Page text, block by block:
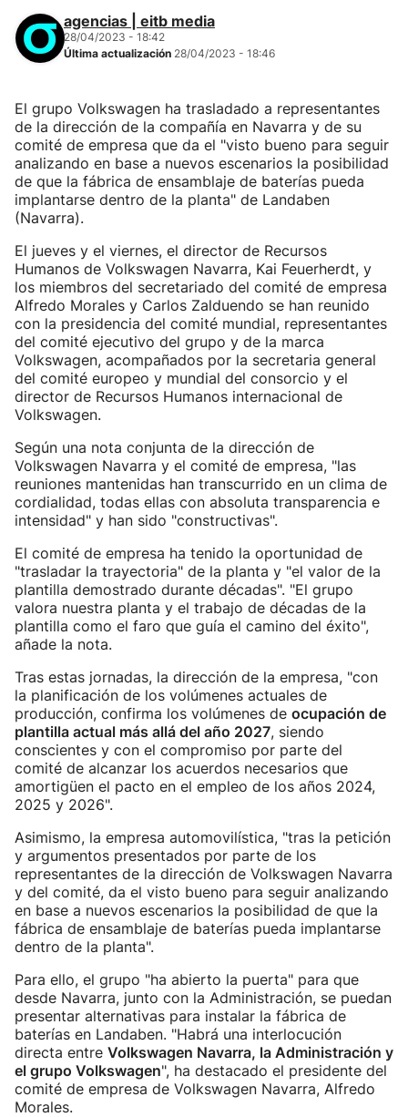
agencias | eitb media
28/04/2023 - 18:42
Última actualización 28/04/2023 - 18:46
El grupo Volkswagen ha trasladado a representantes
de la dirección de la compañía en Navarra y de su
comité de empresa que da el "visto bueno para seguir
analizando en base a nuevos escenarios la posibilidad
de que la fábrica de ensamblaje de baterías pueda
implantarse dentro de la planta" de Landaben
(Navarra).
El jueves y el viernes, el director de Recursos
Humanos de Volkswagen Navarra, Kai Feuerherdt, y
los miembros del secretariado del comité de empresa
Alfredo Morales y Carlos Zalduendo se han reunido
con la presidencia del comité mundial, representantes
del comité ejecutivo del grupo y de la marca
Volkswagen, acompañados por la secretaria general
del comité europeo y mundial del consorcio y el
director de Recursos Humanos internacional de
Volkswagen.
Según una nota conjunta de la dirección de
Volkswagen Navarra y el comité de empresa, "las
reuniones mantenidas han transcurrido en un clima de
cordialidad, todas ellas con absoluta transparencia e
intensidad" y han sido "constructivas".
El comité de empresa ha tenido la oportunidad de
"trasladar la trayectoria" de la planta y "el valor de la
plantilla demostrado durante décadas". "El grupo
valora nuestra planta y el trabajo de décadas de la
plantilla como el faro que guía el camino del éxito",
añade la nota.
Tras estas jornadas, la dirección de la empresa, "con
la planificación de los volúmenes actuales de
producción, confirma los volúmenes de ocupación de
plantilla actual más allá del año 2027, siendo
conscientes y con el compromiso por parte del
comité de alcanzar los acuerdos necesarios que
amortigüen el pacto en el empleo de los años 2024,
2025 y 2026".
Asimismo, la empresa automovilística, "tras la petición
y argumentos presentados por parte de los
representantes de la dirección de Volkswagen Navarra
y del comité, da el visto bueno para seguir analizando
en base a nuevos escenarios la posibilidad de que la
fábrica de ensamblaje de baterías pueda implantarse
dentro de la planta".
Para ello, el grupo "ha abierto la puerta" para que
desde Navarra, junto con la Administración, se puedan
presentar alternativas para instalar la fábrica de
baterías en Landaben. "Habrá una interlocución
directa entre Volkswagen Navarra, la Administración y
el grupo Volkswagen", ha destacado el presidente del
comité de empresa de Volkswagen Navarra, Alfredo
Morales.